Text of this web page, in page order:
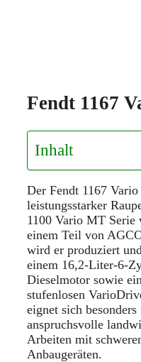
Fendt 1167
Inhalt
Der Fendt 1167
leistungsstarker
1100 Vario MT Serie
einem Teil von
wird er produziert
einem 16,2-Liter-6-
Dieselmotor sowie
stufenlosen
eignet sich
anspruchsvolle
Arbeiten mit
Anbaugeräten.